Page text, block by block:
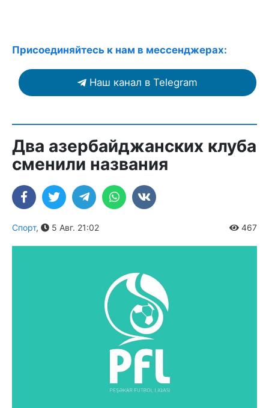
Присоединяйтесь к нам в мессенджерах:
Наш канал в Telegram
Два азербайджанских клуба
сменили названия
Спорт, 5 Авг. 21:02 467